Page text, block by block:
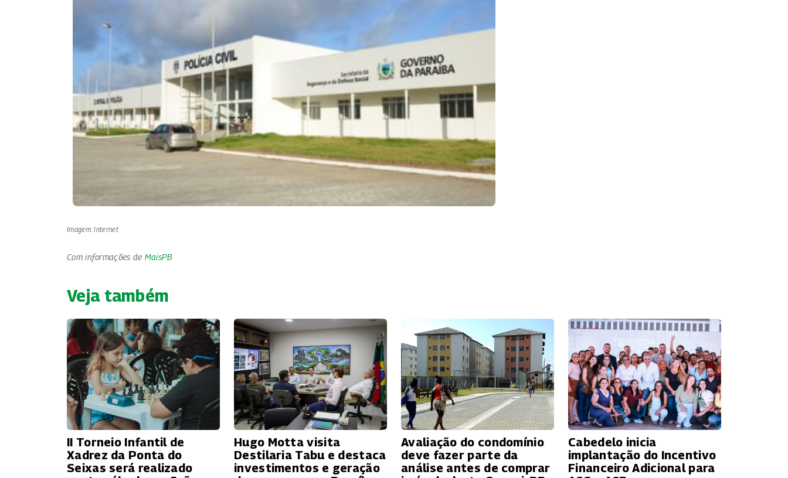
Imagem: Internet
Com informações de MaisPB
Veja também
II Torneio Infantil de
Xadrez da Ponta do
Seixas será realizado
Hugo Motta visita
Destilaria Tabu e destaca
investimentos e geração
Avaliação do condomínio
deve fazer parte da
análise antes de comprar
Cabedelo inicia
implantação do Incentivo
Financeiro Adicional para